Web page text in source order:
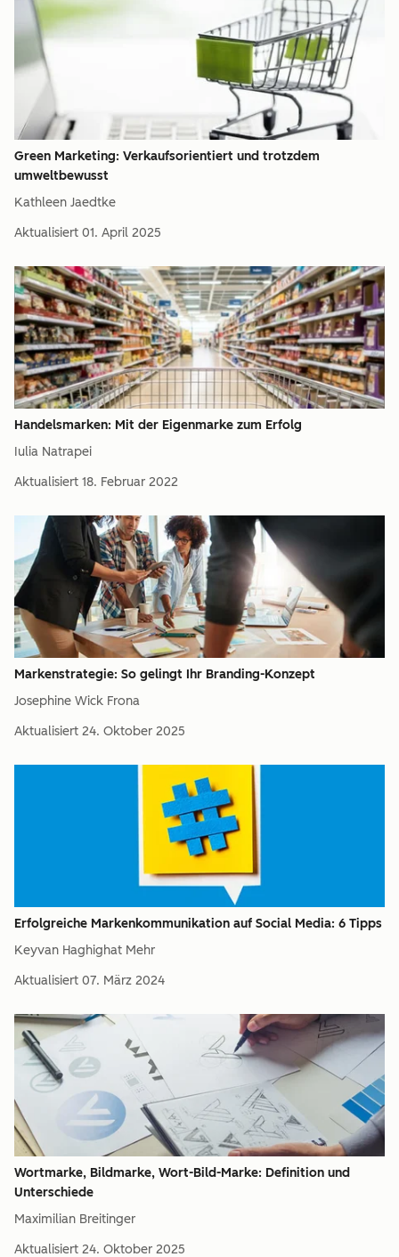
Green Marketing: Verkaufsorientiert und trotzdem
umweltbewusst
Kathleen Jaedtke
Aktualisiert 01. April 2025
Handelsmarken: Mit der Eigenmarke zum Erfolg
Iulia Natrapei
Aktualisiert 18. Februar 2022
Markenstrategie: So gelingt Ihr Branding-Konzept
Josephine Wick Frona
Aktualisiert 24. Oktober 2025
Erfolgreiche Markenkommunikation auf Social Media: 6 Tipps
Keyvan Haghighat Mehr
Aktualisiert 07. März 2024
Wortmarke, Bildmarke, Wort-Bild-Marke: Definition und
Unterschiede
Maximilian Breitinger
Aktualisiert 24. Oktober 2025